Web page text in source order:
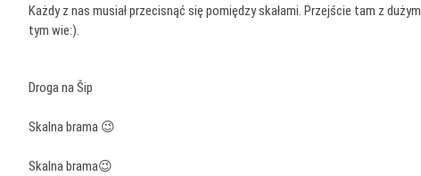
Każdy z nas musiał przecisnąć się pomiędzy skałami. Przejście tam z
tym wie:).
Droga na Šip
Skalna brama 😉
Skalna brama😉